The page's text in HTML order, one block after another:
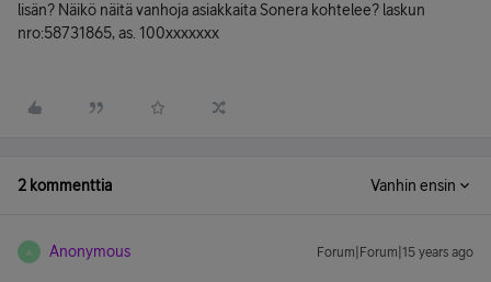
lisän? Näikö näitä vanhoja asiakkaita Sonera kohtelee? laskun
nro:58731865, as. 100xxxxxxx
2 kommenttia Vanhin ensin
A Anonymous Forum|Forum|15 years ago